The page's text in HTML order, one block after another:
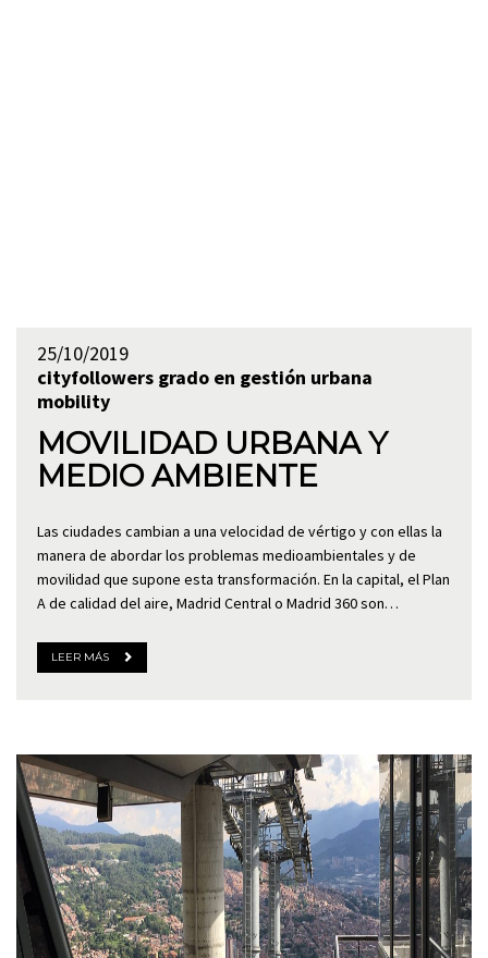
25/10/2019
cityfollowers grado en gestión urbana
mobility
MOVILIDAD URBANA Y
MEDIO AMBIENTE
Las ciudades cambian a una velocidad de vértigo y con ellas la
manera de abordar los problemas medioambientales y de
movilidad que supone esta transformación. En la capital, el Plan
A de calidad del aire, Madrid Central o Madrid 360 son…
LEER MÁS